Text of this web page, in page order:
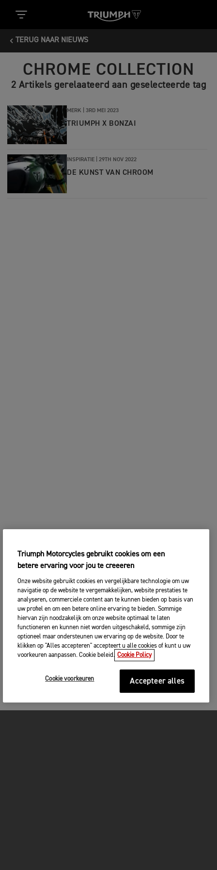
TERUG NAAR NIEUWS
CHROME COLLECTION
2 Artikels gerelaateerd aan geselecteerde tag
MERK | 3RD MEI 2023
TRIUMPH X BONZAI
INSPIRATIE | 29TH NOV 2022
DE KUNST VAN CHROOM
Triumph Motorcycles gebruikt cookies om een
betere ervaring voor jou te creeeren
Onze website gebruikt cookies en vergelijkbare technologie om uw
navigatie op de website te vergemakkelijken, website prestaties te
analyseren, commerciele content aan te kunnen bieden op basis van
uw profiel en om een betere online ervaring te bieden. Sommige
hiervan zijn noodzakelijk om onze website optimaal te laten
functioneren en kunnen niet worden uitgeschakeld, sommige zijn
optioneel maar ondersteunen uw ervaring op de website. Door te
klikken op "Alles accepteren" accepteert u alle cookies of kunt u uw
voorkeuren aanpassen. Cookie beleid. Cookie Policy
Cookie voorkeuren Accepteer alles